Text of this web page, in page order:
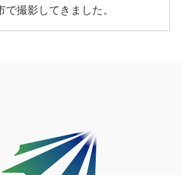
で撮影してきました。